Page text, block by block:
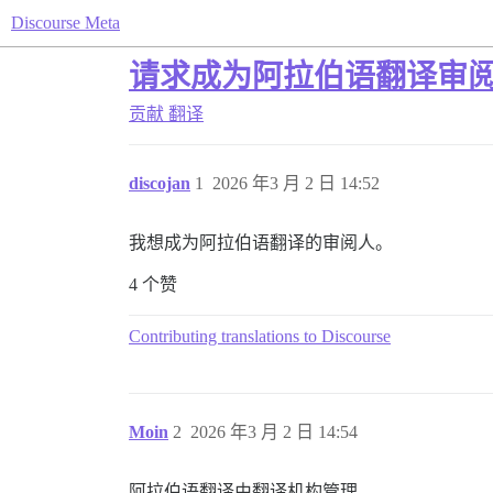
Discourse Meta
请求成为阿拉伯语翻译审
贡献 翻译
discojan 2026 年3 月 2 日 14:52
1
我想成为阿拉伯语翻译的审阅人。
4 个赞
Contributing translations to Discourse
Moin 2026 年3 月 2 日 14:54
2